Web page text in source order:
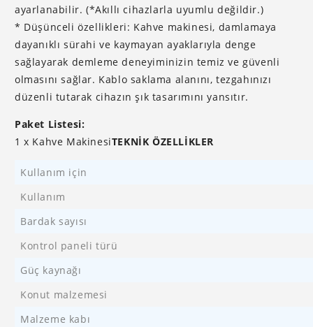
ayarlanabilir. (*Akıllı cihazlarla uyumlu değildir.)
* Düşünceli özellikleri: Kahve makinesi, damlamaya
dayanıklı sürahi ve kaymayan ayaklarıyla denge
sağlayarak demleme deneyiminizin temiz ve güvenli
olmasını sağlar. Kablo saklama alanını, tezgahınızı
düzenli tutarak cihazın şık tasarımını yansıtır.
Paket Listesi:
1 x Kahve MakinesiTEKNIK ÖZELLIKLER
Kullanım için
Kullanım
Bardak sayısı
Kontrol paneli türü
Güç kaynağı
Konut malzemesi
Malzeme kabı